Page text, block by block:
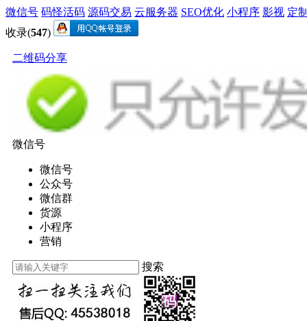
微信号 码怪活码 源码交易 云服务器 SEO优化 小程序 影视 定
收录(547)
二维码分享
微信号
微信号
公众号
微信群
货源
小程序
营销
搜索